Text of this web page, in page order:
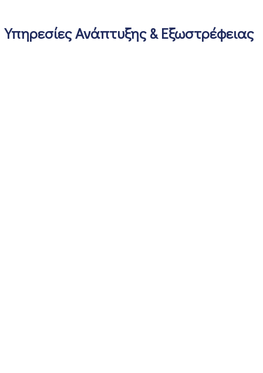
Υπηρεσίες Ανάπτυξης & Εξωστρέφειας